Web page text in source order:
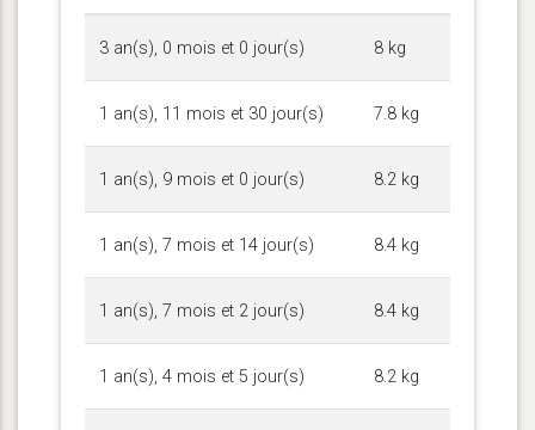
3 an(s), 0 mois et 0 jour(s) 8 kg
1 an(s), 11 mois et 30 jour(s) 7.8 kg
1 an(s), 9 mois et 0 jour(s) 8.2 kg
1 an(s), 7 mois et 14 jour(s) 8.4 kg
1 an(s), 7 mois et 2 jour(s) 8.4 kg
1 an(s), 4 mois et 5 jour(s) 8.2 kg